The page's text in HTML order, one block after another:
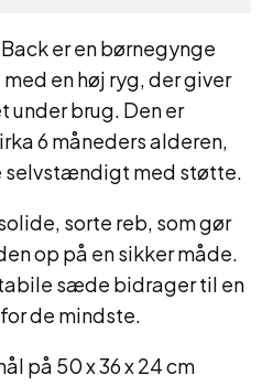
er en børnegynge
en høj ryg, der giver
under brug. Den er
6 måneders alderen,
selvstændigt med støtte.
sorte reb, som gør
op på en sikker måde.
sæde bidrager til en
de mindste.
på 50 x 36 x 24 cm